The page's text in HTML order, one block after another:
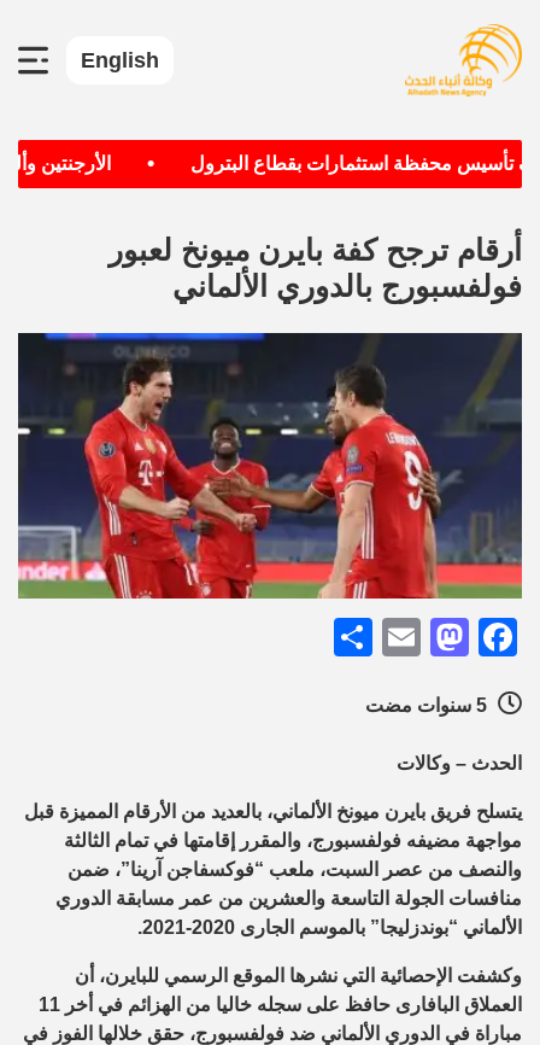
English
تأسيس محفظة استثمارات بقطاع البترول الأرجنتين
أرقام ترجح كفة بايرن ميونخ لعبور
فولفسبورج بالدوري الألماني
Facebook
Mastodon
Email
الحدث – وكالات
يتسلح فريق بايرن ميونخ الألماني، بالعديد من الأرقام المميزة قبل
مواجهة مضيفه فولفسبورج، والمقرر إقامتها في تمام الثالثة
والنصف من عصر السبت، ملعب “فوكسفاجن آرينا”، ضمن
منافسات الجولة التاسعة والعشرين من عمر مسابقة الدوري
الألماني “بوندزليجا” بالموسم الجارى 2020-2021.
وكشفت الإحصائية التي نشرها الموقع الرسمي للبايرن، أن
العملاق البافارى حافظ على سجله خاليا من الهزائم في أخر 11
مباراة في الدوري الألماني ضد فولفسبورج، حقق خلالها الفوز في